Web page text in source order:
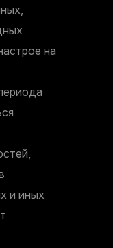
на
и иных